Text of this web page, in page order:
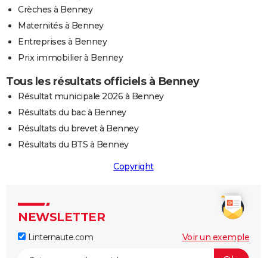
Crèches à Benney
Maternités à Benney
Entreprises à Benney
Prix immobilier à Benney
Tous les résultats officiels à Benney
Résultat municipale 2026 à Benney
Résultats du bac à Benney
Résultats du brevet à Benney
Résultats du BTS à Benney
Copyright
NEWSLETTER
Linternaute.com Voir un exemple